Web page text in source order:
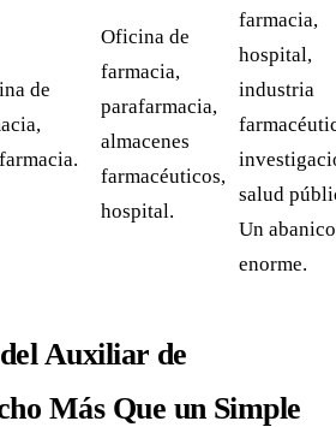
de
Oficina de
farmacia,
parafarmacia,
almacenes
farmacéuticos,
hospital.
farmacia,
hospital,
industria
salud
Un abanico
enorme.
Auxiliar de
Más Que un Simple